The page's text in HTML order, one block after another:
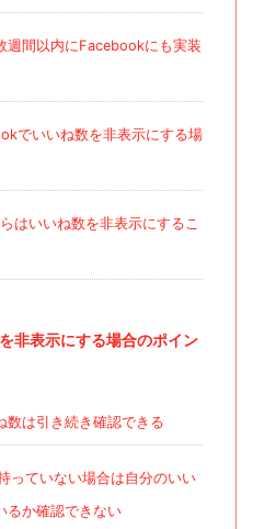
週間以内にFacebookにも実装
でいいね数を非表示にする場
はいいね数を非表示にするこ
非表示にする場合のポイン
数は引き続き確認できる
っていない場合は自分のいい
るか確認できない